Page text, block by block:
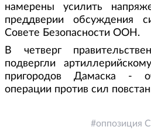
намерены усилить
преддверии обсуждения
Совете Безопасности ООН.
В четверг
подвергли
пригородов Дамаска -
операции против сил
оппозиция